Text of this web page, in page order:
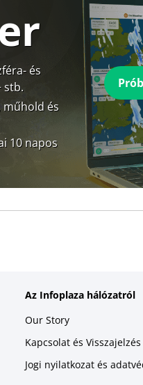
és
stb.
műhold és
10 napos
Az Infoplaza hálózatról
Our Story
Kapcsolat és Visszajelzés
Jogi nyilatkozat és